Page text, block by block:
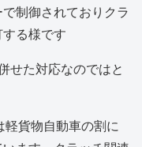
制御されておりクラ
る様です
せた対応なのではと
貨物自動車の割に